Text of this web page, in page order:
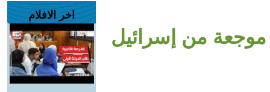
موجعة من إسرائيل
اخر الافلام